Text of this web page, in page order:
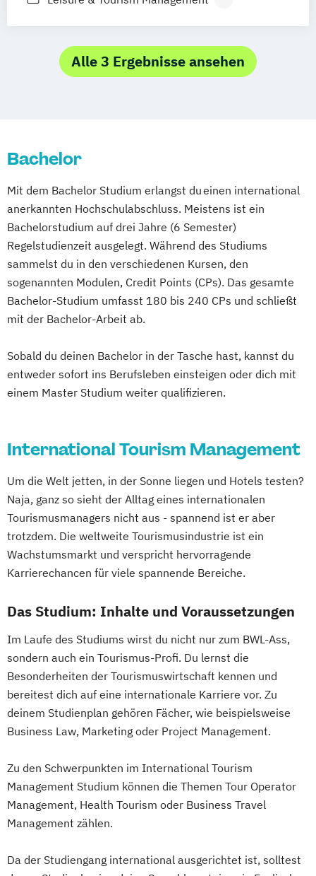
Tourism & Hospitality Management
Alle 3 Ergebnisse ansehen
Bachelor
Mit dem Bachelor Studium erlangst du einen international
anerkannten Hochschulabschluss. Meistens ist ein
Bachelorstudium auf drei Jahre (6 Semester)
Regelstudienzeit ausgelegt. Während des Studiums
sammelst du in den verschiedenen Kursen, den
sogenannten Modulen, Credit Points (CPs). Das gesamte
Bachelor-Studium umfasst 180 bis 240 CPs und schließt
mit der Bachelor-Arbeit ab.
Sobald du deinen Bachelor in der Tasche hast, kannst du
entweder sofort ins Berufsleben einsteigen oder dich mit
einem Master Studium weiter qualifizieren.
International Tourism Management
Um die Welt jetten, in der Sonne liegen und Hotels testen?
Naja, ganz so sieht der Alltag eines internationalen
Tourismusmanagers nicht aus - spannend ist er aber
trotzdem. Die weltweite Tourismusindustrie ist ein
Wachstumsmarkt und verspricht hervorragende
Karrierechancen für viele spannende Bereiche.
Das Studium: Inhalte und Voraussetzungen
Im Laufe des Studiums wirst du nicht nur zum BWL-Ass,
sondern auch ein Tourismus-Profi. Du lernst die
Besonderheiten der Tourismuswirtschaft kennen und
bereitest dich auf eine internationale Karriere vor. Zu
deinem Studienplan gehören Fächer, wie beispielsweise
Business Law, Marketing oder Project Management.
Zu den Schwerpunkten im International Tourism
Management Studium können die Themen Tour Operator
Management, Health Tourism oder Business Travel
Management zählen.
Da der Studiengang international ausgerichtet ist, solltest